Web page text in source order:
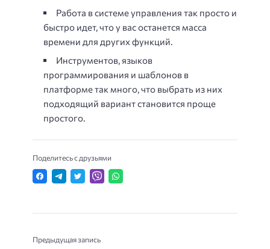
Работа в системе управления так просто и
быстро идет, что у вас останется масса
времени для других функций.
Инструментов, языков
программирования и шаблонов в
платформе так много, что выбрать из них
подходящий вариант становится проще
простого.
Поделитесь с друзьями
Предыдущая запись